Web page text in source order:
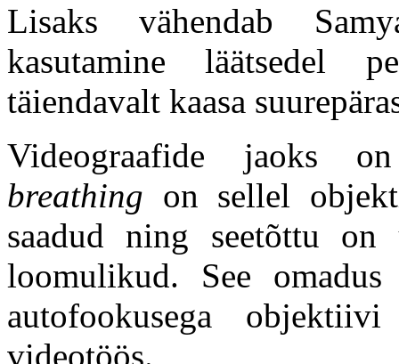
Lisaks vähendab
kasutamine läätsedel
täiendavalt kaasa
Videograafide jaoks
breathing on sellel
saadud ning seetõttu on
loomulikud. See
autofookusega
videotöös.